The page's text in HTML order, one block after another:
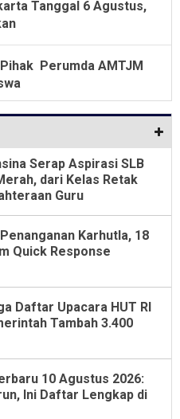
Tanggal 6 Agustus,
Perumda AMTJM
Serap Aspirasi SLB
dari Kelas Retak
Guru
Karhutla, 18
Quick Response
Daftar Upacara HUT RI
Tambah 3.400
10 Agustus 2026:
Ini Daftar Lengkap di